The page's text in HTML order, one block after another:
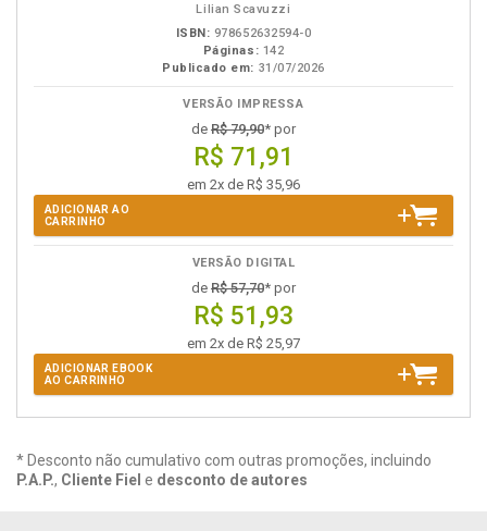
Lilian Scavuzzi
ISBN: 978652632594-0
Páginas: 142
Publicado em: 31/07/2026
VERSÃO IMPRESSA
de R$ 79,90* por
R$ 71,91
em 2x de R$ 35,96
ADICIONAR AO
CARRINHO
VERSÃO DIGITAL
de R$ 57,70* por
R$ 51,93
em 2x de R$ 25,97
ADICIONAR EBOOK
AO CARRINHO
* Desconto não cumulativo com outras promoções, incluindo
P.A.P., Cliente Fiel e desconto de autores